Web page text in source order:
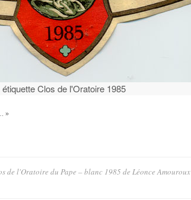
étiquette Clos de l'Oratoire 1985
»
de l'Oratoire du Pape – blanc 1985 de Léonce Amouroux